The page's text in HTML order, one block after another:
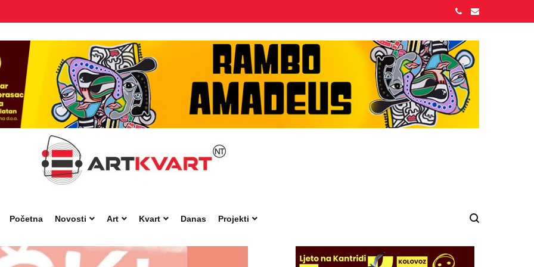
Početna
Novosti Art Kvart Danas Projekti